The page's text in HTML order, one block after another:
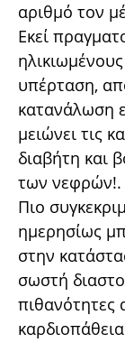
αριθμό τον
Εκεί
υπέρταση,
κατανάλωση
μειώνει τις
διαβήτη και
των νεφρών!.
Πιο
ημερησίως
στην
σωστή
πιθανότητες